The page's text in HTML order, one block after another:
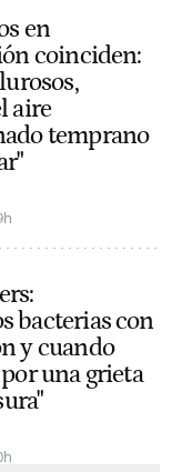
en
coinciden:
aire
temprano
bacterias con
y cuando
una grieta